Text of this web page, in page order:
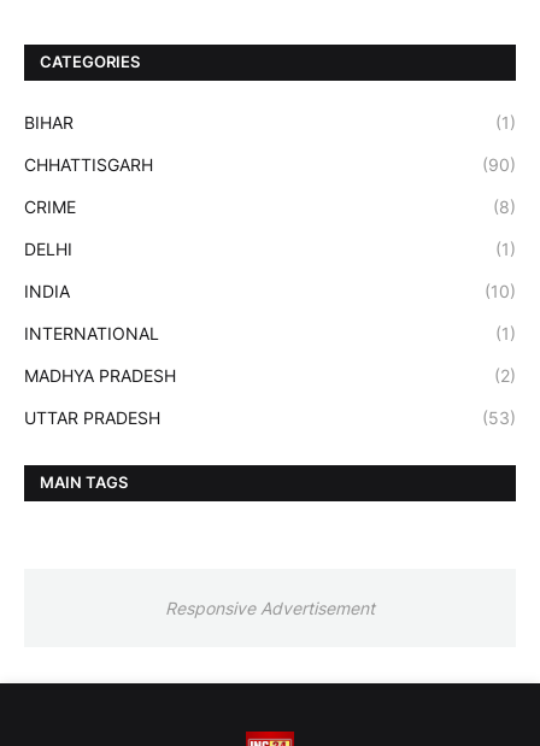
CATEGORIES
BIHAR (1)
CHHATTISGARH (90)
CRIME (8)
DELHI (1)
INDIA (10)
INTERNATIONAL (1)
MADHYA PRADESH (2)
UTTAR PRADESH (53)
MAIN TAGS
Responsive Advertisement